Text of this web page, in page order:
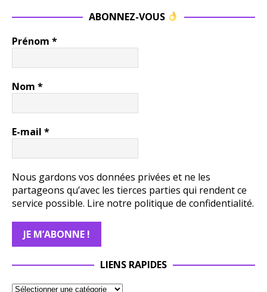
ABONNEZ-VOUS
Prénom *
Nom *
E-mail *
Nous gardons vos données privées et ne les
partageons qu’avec les tierces parties qui rendent ce
service possible. Lire notre politique de confidentialité.
LIENS RAPIDES